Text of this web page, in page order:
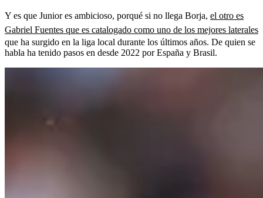
Y es que Junior es ambicioso, porqué si no llega Borja, el otro es
Gabriel Fuentes que es catalogado como uno de los mejores laterales
que ha surgido en la liga local durante los últimos años. De quien se
habla ha tenido pasos en desde 2022 por España y Brasil.